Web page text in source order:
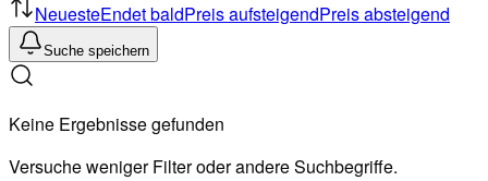
NeuesteEndet baldPreis aufsteigendPreis absteigend
Suche speichern
Keine Ergebnisse gefunden
Versuche weniger Filter oder andere Suchbegriffe.